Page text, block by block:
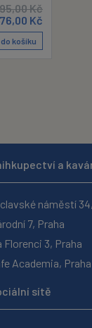
Kč
Kč
košíku
a
náměstí
7, Praha
Florenci 3, Praha
Academia, Praha
sítě